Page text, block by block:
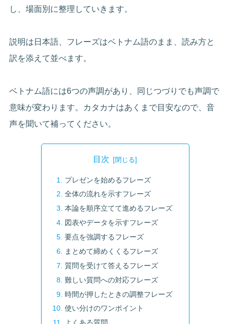
し、場面別に整理していきます。
説明は日本語、フレーズはベトナム語のまま、読み方と
訳を添えて並べます。
ベトナム語には6つの声調があり、同じつづりでも声調で
意味が変わります。カタカナはあくまで目安なので、音
声を聞いて補ってください。
目次
プレゼンを始めるフレーズ
全体の流れを示すフレーズ
本論を順序立てて進めるフレーズ
図表やデータを示すフレーズ
要点を強調するフレーズ
まとめて締めくくるフレーズ
質問を受けて答えるフレーズ
難しい質問への対応フレーズ
時間が押したときの調整フレーズ
使い分けのワンポイント